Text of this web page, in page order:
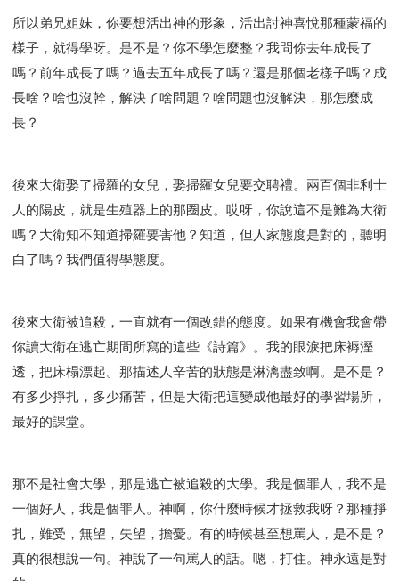
所以弟兄姐妹，你要想活出神的形象，活出討神喜悅那種蒙福的
樣子，就得學呀。是不是？你不學怎麼整？我問你去年成長了
嗎？前年成長了嗎？過去五年成長了嗎？還是那個老樣子嗎？成
長啥？啥也沒幹，解決了啥問題？啥問題也沒解決，那怎麼成
長？
後來大衛娶了掃羅的女兒，娶掃羅女兒要交聘禮。兩百個非利士
人的陽皮，就是生殖器上的那圈皮。哎呀，你說這不是難為大衛
嗎？大衛知不知道掃羅要害他？知道，但人家態度是對的，聽明
白了嗎？我們值得學態度。
後來大衛被追殺，一直就有一個改錯的態度。如果有機會我會帶
你讀大衛在逃亡期間所寫的這些《詩篇》。我的眼淚把床褥溼
透，把床榻漂起。那描述人辛苦的狀態是淋漓盡致啊。是不是？
有多少掙扎，多少痛苦，但是大衛把這變成他最好的學習場所，
最好的課堂。
那不是社會大學，那是逃亡被追殺的大學。我是個罪人，我不是
一個好人，我是個罪人。神啊，你什麼時候才拯救我呀？那種掙
扎，難受，無望，失望，擔憂。有的時候甚至想罵人，是不是？
真的很想說一句。神說了一句罵人的話。嗯，打住。神永遠是對